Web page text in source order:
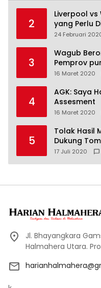
2
Liverpool vs
yang Perlu
24 Februari
3
Wagub
Pemprov
16 Maret 2020
4
AGK: Saya
Assesment
16 Maret 2020
5
Tolak Hasil
Dukung
17 Juli 2020
Jl. Bhayangkara
Halmahera Utara.